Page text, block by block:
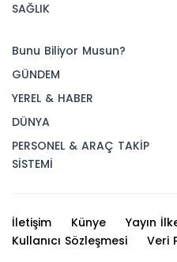
SAĞLIK
Bunu Biliyor Musun?
GÜNDEM
YEREL & HABER
DÜNYA
PERSONEL & ARAÇ TAKİP
SİSTEMİ
İletişim Künye Yayın
Kullanıcı Sözleşmesi
Veri